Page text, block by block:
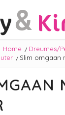
Home / Dreumes/
/ Slim omgaan